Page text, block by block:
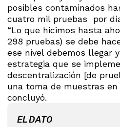
posibles contaminados
cuatro mil pruebas por
“Lo que hicimos hasta
298 pruebas) se debe
ese nivel debemos llegar
estrategia que se
descentralización [de
una toma de muestras en
concluyó.
EL DATO